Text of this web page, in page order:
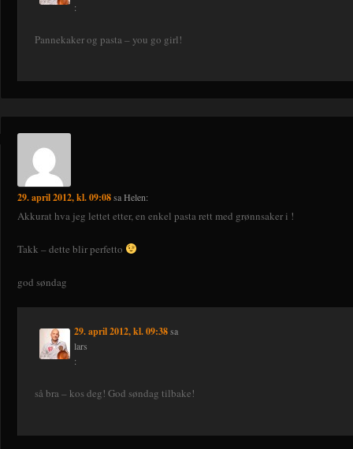
:
Pannekaker og pasta – you go girl!
29. april 2012, kl. 09:08saHelen:
Akkurat hva jeg lettet etter, en enkel pasta rett med grønnsaker i !
Takk – dette blir perfetto
god søndag
29. april 2012, kl. 09:38 sa
lars
:
så bra – kos deg! God søndag tilbake!